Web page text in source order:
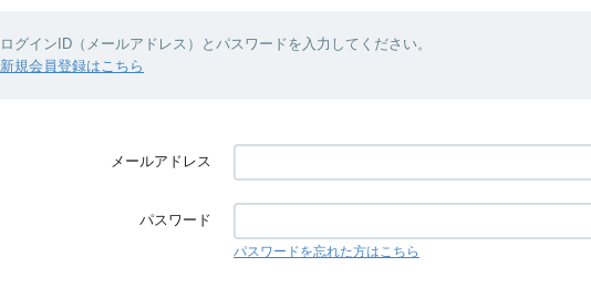
ログインID（メールアドレス）とパスワードを入力してください。
新規会員登録はこちら
メールアドレス
パスワード
パスワードを忘れた方はこちら